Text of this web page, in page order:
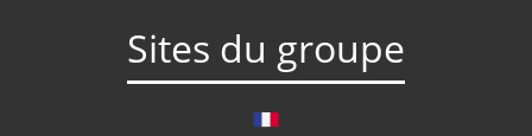
Sites du groupe